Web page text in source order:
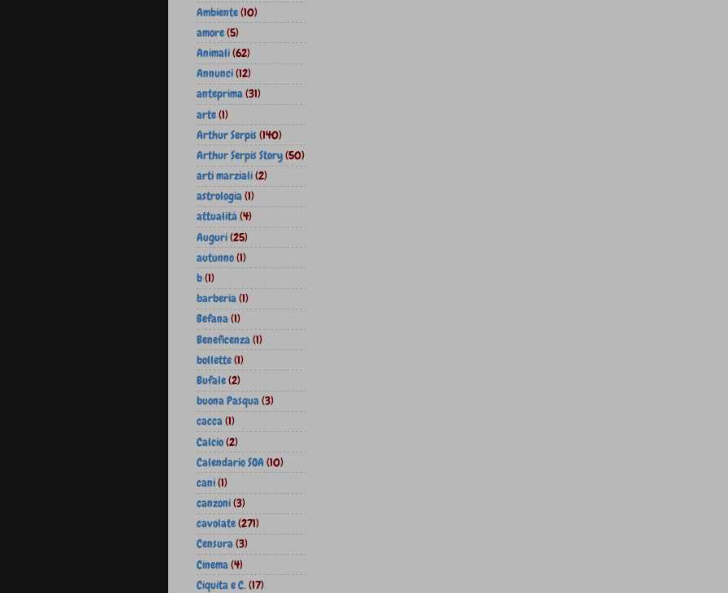
Ambiente(10)
amore(5)
Animali(62)
Annunci(12)
anteprima(31)
arte(1)
Arthur Serpis(140)
Arthur Serpis Story(50)
arti marziali(2)
astrologia(1)
attualità(4)
Auguri(25)
autunno(1)
b(1)
barberia(1)
Befana(1)
Beneficenza(1)
bollette(1)
Bufale(2)
buona Pasqua(3)
cacca(1)
Calcio(2)
Calendario SOA(10)
cani(1)
canzoni(3)
cavolate(271)
Censura(3)
Cinema(4)
Ciquita e C.(17)